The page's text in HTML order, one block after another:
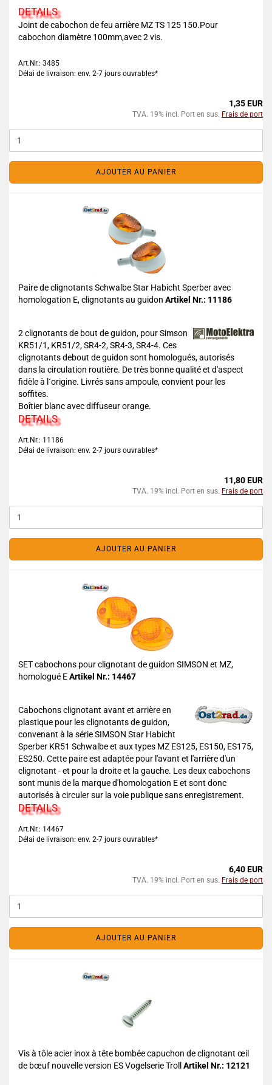
DETAILS
Joint de cabochon de feu arrière MZ TS 125 150.Pour
cabochon diamètre 100mm,avec 2 vis.
Art.Nr.: 3485
Délai de livraison: env. 2-7 jours ouvrables*
1,35 EUR
TVA. 19% incl. Port en sus. Frais de port
AJOUTER AU PANIER
Paire de clignotants Schwalbe Star Habicht Sperber avec
homologation E, clignotants au guidon Artikel Nr.: 11186
2 clignotants de bout de guidon, pour Simson
KR51/1, KR51/2, SR4-2, SR4-3, SR4-4. Ces
clignotants debout de guidon sont homologués, autorisés
dans la circulation routière. De très bonne qualité et d'aspect
fidèle à l´origine. Livrés sans ampoule, convient pour les
soffites.
Boîtier blanc avec diffuseur orange.
DETAILS
Art.Nr.: 11186
Délai de livraison: env. 2-7 jours ouvrables*
11,80 EUR
TVA. 19% incl. Port en sus. Frais de port
AJOUTER AU PANIER
SET cabochons pour clignotant de guidon SIMSON et MZ,
homologué EArtikel Nr.: 14467
Cabochons clignotant avant et arrière en
plastique pour les clignotants de guidon,
convenant à la série SIMSON Star Habicht
Sperber KR51 Schwalbe et aux types MZ ES125, ES150, ES175,
ES250. Cette paire est adaptée pour l'avant et l'arrière d'un
clignotant - et pour la droite et la gauche. Les deux cabochons
sont munis de la marque d'homologation E et sont donc
autorisés à circuler sur la voie publique sans enregistrement.
DETAILS
Art.Nr.: 14467
Délai de livraison: env. 2-7 jours ouvrables*
6,40 EUR
TVA. 19% incl. Port en sus. Frais de port
AJOUTER AU PANIER
Vis à tôle acier inox à tête bombée capuchon de clignotant œil
de bœuf nouvelle version ES Vogelserie Troll Artikel Nr.: 12121